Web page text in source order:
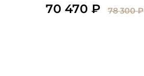
70 470 ₽ 78 300 ₽